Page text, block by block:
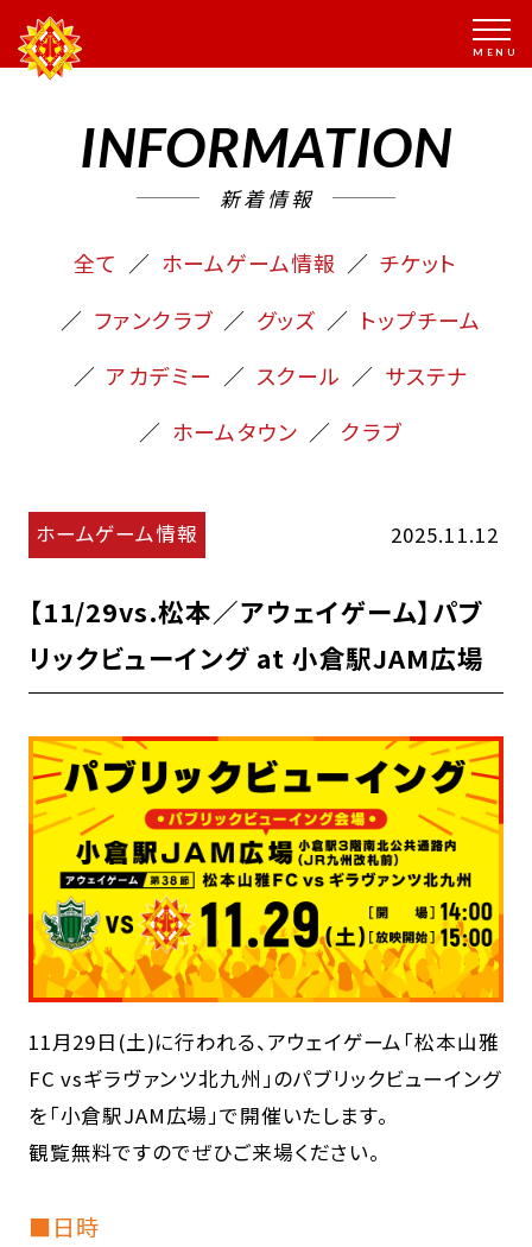
INFORMATION
新着情報
全て ホームゲーム情報
チケット
ファンクラブ
グッズ
トップチーム
アカデミー
スクール
サステナ
ホームタウン
クラブ
ホームゲーム情報 2025.11.12
【11/29vs.松本／アウェイゲーム】パブ
リックビューイング at 小倉駅JAM広場
11月29日(土)に行われる、アウェイゲーム「松本山雅
FC vsギラヴァンツ北九州」のパブリックビューイング
を「小倉駅JAM広場」で開催いたします。
観覧無料ですのでぜひご来場ください。
■日時